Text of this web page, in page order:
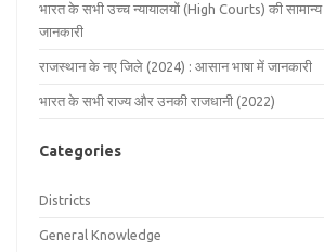
भारत के सभी उच्च न्यायालयों (High Courts) की सामान्य
जानकारी
राजस्थान के नए जिले (2024) : आसान भाषा में जानकारी
भारत के सभी राज्य और उनकी राजधानी (2022)
Categories
Districts
General Knowledge